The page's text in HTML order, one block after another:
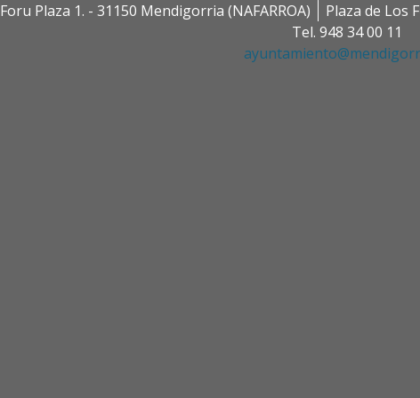
Foru Plaza 1. - 31150 Mendigorria (NAFARROA)
Plaza de Los
Tel. 948 34 00 11